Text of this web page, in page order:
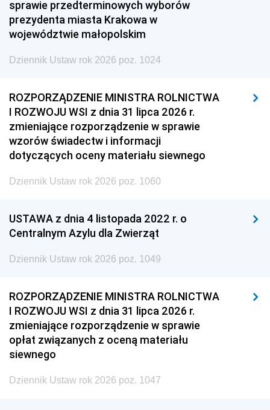
sprawie przedterminowych wyborów
prezydenta miasta Krakowa w
województwie małopolskim
Dziennik Ustaw rok 2026 poz. 1024
ROZPORZĄDZENIE MINISTRA ROLNICTWA
I ROZWOJU WSI z dnia 31 lipca 2026 r.
zmieniające rozporządzenie w sprawie
wzorów świadectw i informacji
dotyczących oceny materiału siewnego
Dziennik Ustaw rok 2026 poz. 1060
USTAWA z dnia 4 listopada 2022 r. o
Centralnym Azylu dla Zwierząt
Dziennik Ustaw rok 2026 poz. 1049
ROZPORZĄDZENIE MINISTRA ROLNICTWA
I ROZWOJU WSI z dnia 31 lipca 2026 r.
zmieniające rozporządzenie w sprawie
opłat związanych z oceną materiału
siewnego
Dziennik Ustaw rok 2026 poz. 1047